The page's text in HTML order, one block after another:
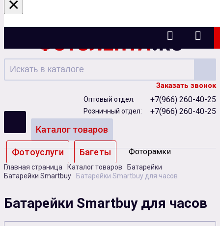
Ижевск
Заказать звонок
Оптовый отдел: +7(966) 260-40-25
Розничный отдел: +7(966) 260-40-25
Каталог товаров
Фотоуслуги Багеты Фоторамки
Альбомы
Чернила Карты памяти
Главная страница Каталог товаров
Батарейки
Батарейки Smartbuy
Батарейки Smartbuy для часов
Батарейки Smartbuy для часов
×